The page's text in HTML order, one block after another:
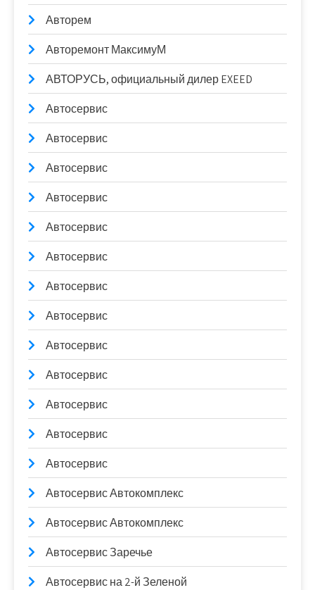
Авторем
Авторемонт МаксимуМ
АВТОРУСЬ, официальный дилер EXEED
Автосервис
Автосервис
Автосервис
Автосервис
Автосервис
Автосервис
Автосервис
Автосервис
Автосервис
Автосервис
Автосервис
Автосервис
Автосервис
Автосервис Автокомплекс
Автосервис Автокомплекс
Автосервис Заречье
Автосервис на 2-й Зеленой